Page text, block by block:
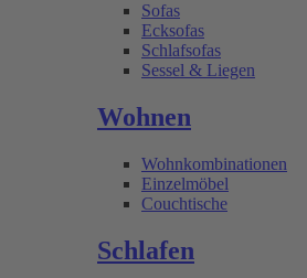
Sofas
Ecksofas
Schlafsofas
Sessel & Liegen
Wohnen
Wohnkombinationen
Einzelmöbel
Couchtische
Schlafen